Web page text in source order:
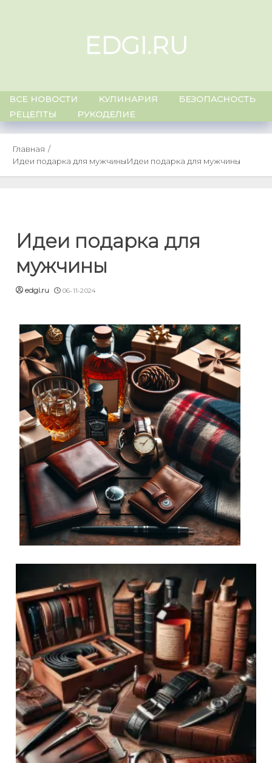
EDGI.RU
ВСЕ НОВОСТИ КУЛИНАРИЯ
БЕЗОПАСНОСТЬ
РЕЦЕПТЫ
РУКОДЕЛИЕ
Главная
Идеи подарка для мужчиныИдеи подарка для мужчины
Идеи подарка для
мужчины
edgi.ru 06-11-2024